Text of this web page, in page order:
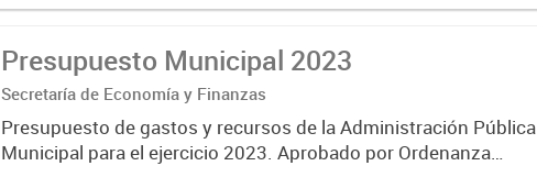
Presupuesto Municipal 2023
Secretaría de Economía y Finanzas
Presupuesto de gastos y recursos de la Administración Pública
Municipal para el ejercicio 2023. Aprobado por Ordenanza